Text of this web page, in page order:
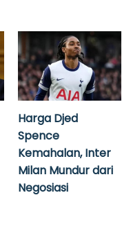
Harga Djed
Spence
Kemahalan, Inter
Milan Mundur dari
Negosiasi